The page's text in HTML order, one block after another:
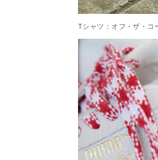
Tシャツ：オフ・ザ・